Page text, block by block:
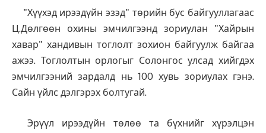
"Хүүхэд ирээдүйн эзэд" төрийн бус байгууллагаас
Ц.Дөлгөөн охины эмчилгээнд зориулан "Хайрын
хавар" хандивын тоглолт зохион байгуулж байгаа
ажээ. Тоглолтын орлогыг Солонгос улсад хийгдэх
эмчилгээний зардалд нь 100 хувь зориулах гэнэ.
Сайн үйлс дэлгэрэх болтугай.
Эрүүл ирээдүйн төлөө та бүхнийг хүрэлцэн